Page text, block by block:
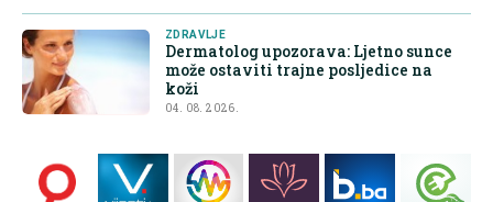
ZDRAVLJE
Dermatolog upozorava: Ljetno sunce
može ostaviti trajne posljedice na
koži
04. 08. 2026.